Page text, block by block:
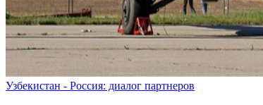
Узбекистан - Россия: диалог партнеров